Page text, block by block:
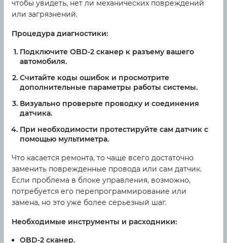
чтобы увидеть, нет ли механических повреждений
или загрязнений.
Процедура диагностики:
Подключите OBD-2 сканер к разъему вашего
автомобиля.
Считайте коды ошибок и просмотрите
дополнительные параметры работы системы.
Визуально проверьте проводку и соединения
датчика.
При необходимости протестируйте сам датчик с
помощью мультиметра.
Что касается ремонта, то чаще всего достаточно
заменить поврежденные провода или сам датчик.
Если проблема в блоке управления, возможно,
потребуется его перепрограммирование или
замена, но это уже более серьезный шаг.
Необходимые инструменты и расходники:
OBD-2 сканер.